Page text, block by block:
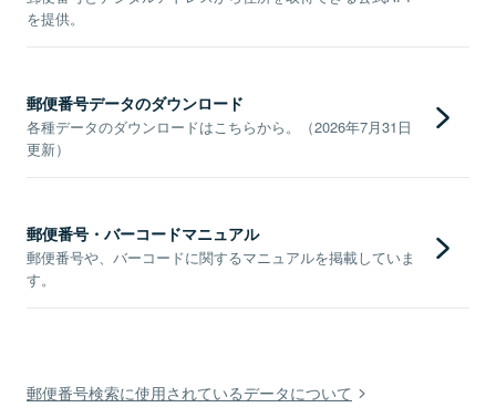
を提供。
郵便番号データのダウンロード
各種データのダウンロードはこちらから。（2026年7月31日
更新）
郵便番号・バーコードマニュアル
郵便番号や、バーコードに関するマニュアルを掲載していま
す。
郵便番号検索に使用されているデータについて